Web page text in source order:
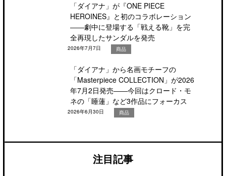
「ダイアナ」が『ONE PIECE
HEROINES』と初のコラボレーション
――劇中に登場する「戦える靴」を完
全再現したサンダルを発売
2026年7月7日 商品
「ダイアナ」から名画モチーフの
「Masterpiece COLLECTION」が2026
年7月2日発売――今回はクロード・モ
ネの「睡蓮」など3作品にフォーカス
2026年6月30日 商品
注目記事